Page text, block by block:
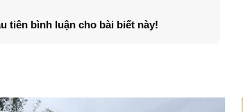
tiên bình luận cho bài biết này!